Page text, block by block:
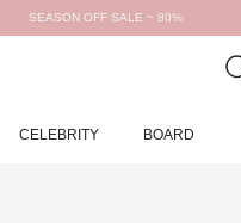
SEASON OFF SALE ~ 80%
CELEBRITY BOARD